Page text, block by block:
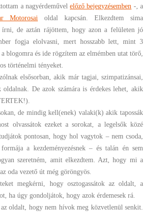
a nagyérdeművelelőző bejegyzésemben -, a
Motorosai oldal kapcsán. Elkezdtem sima
írni, de aztán rájöttem, hogy azon a felületen jó
fogja elolvasni, mert hosszabb lett, mint 3
blogomra és ide rögzítem az elmémben utat törő,
történelmi tényeket.
elsősorban, akik már tagjai, szimpatizánsai,
De azok számára is érdekes lehet, akik
de mindig kell(enek) valaki(k) akik tapossák
olvassátok ezeket a sorokat, a legelsők közé
pontosan, hogy hol vagytok – nem csoda,
a kezdeményezésnek – és talán én sem
szeretném, amit elkezdtem. Azt, hogy mi a
oda vezető út még göröngyös.
megkérni, hogy osztogassátok az oldalt, a
ha úgy gondoljátok, hogy azok érdemesek rá.
oldalt, hogy nem hívok meg közvetlenül senkit.